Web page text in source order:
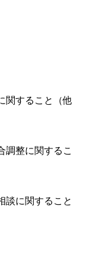
関すること（他
調整に関するこ
談に関すること